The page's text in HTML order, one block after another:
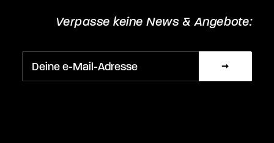
Verpasse keine News & Angebote: